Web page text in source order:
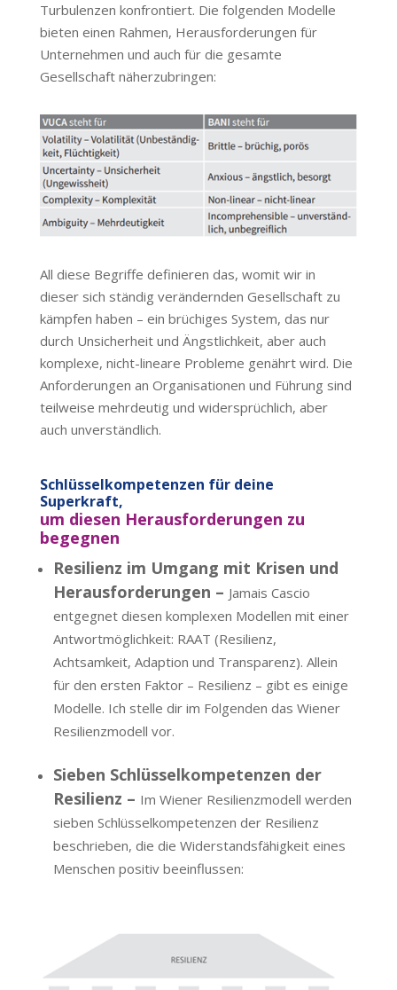
Turbulenzen konfrontiert. Die folgenden Modelle
bieten einen Rahmen, Herausforderungen für
Unternehmen und auch für die gesamte
Gesellschaft näherzubringen:
All diese Begriffe definieren das, womit wir in
dieser sich ständig verändernden Gesellschaft zu
kämpfen haben – ein brüchiges System, das nur
durch Unsicherheit und Ängstlichkeit, aber auch
komplexe, nicht-lineare Probleme genährt wird. Die
Anforderungen an Organisationen und Führung sind
teilweise mehrdeutig und widersprüchlich, aber
auch unverständlich.
Schlüsselkompetenzen für deine
Superkraft,
um diesen Herausforderungen zu
begegnen
Resilienz im Umgang mit Krisen und
Herausforderungen – Jamais Cascio
entgegnet diesen komplexen Modellen mit einer
Antwortmöglichkeit: RAAT (Resilienz,
Achtsamkeit, Adaption und Transparenz). Allein
für den ersten Faktor – Resilienz – gibt es einige
Modelle. Ich stelle dir im Folgenden das Wiener
Resilienzmodell vor.
Sieben Schlüsselkompetenzen der
Resilienz – Im Wiener Resilienzmodell werden
sieben Schlüsselkompetenzen der Resilienz
beschrieben, die die Widerstandsfähigkeit eines
Menschen positiv beeinflussen: